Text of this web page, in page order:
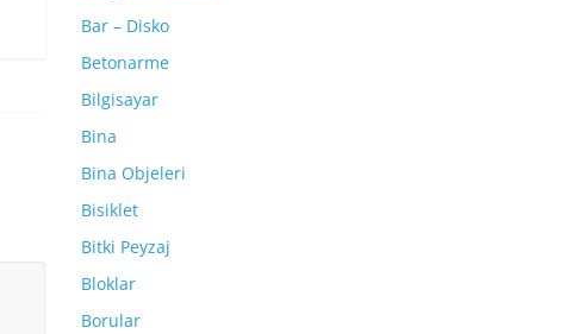
Bar – Disko
Betonarme
Bilgisayar
Bina
Bina Objeleri
Bisiklet
Bitki Peyzaj
Bloklar
Borular